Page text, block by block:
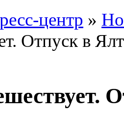
центр »
Отпуск в